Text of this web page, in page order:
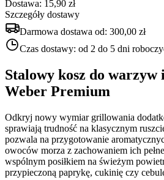
Dostawa: 15,90 zł
Szczegóły dostawy
Darmowa dostawa od: 300,00 zł
Czas dostawy: od 2 do 5 dni
Stalowy kosz do warzyw
Weber Premium
Odkryj nowy wymiar grillowania
sprawiają trudność na klasycznym
pozwala na przygotowanie
owoców morza z zachowaniem ich
wspólnym posiłkiem na świeżym
przypieczoną paprykę, cukinię czy